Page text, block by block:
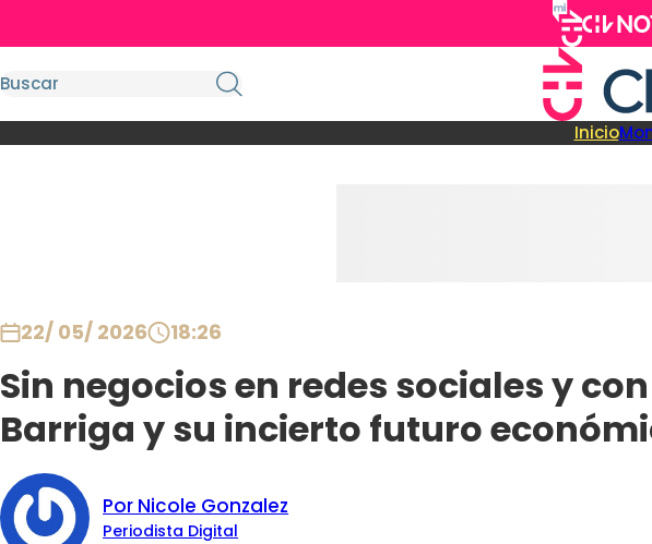
Inicio
22/ 05/ 2026 18:26
Sin negocios en redes sociales y
Barriga y su incierto futuro
Por Nicole Gonzalez
Periodista Digital